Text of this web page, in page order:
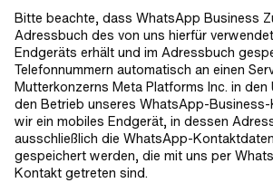
Bitte beachte, dass WhatsApp Business
Adressbuch des von uns hierfür
Endgeräts erhält und im Adressbuch
Telefonnummern automatisch an einen
Mutterkonzerns Meta Platforms Inc. in den
den Betrieb unseres WhatsApp-
wir ein mobiles Endgerät, in dessen
ausschließlich die WhatsApp-
gespeichert werden, die mit uns per
Kontakt getreten sind.